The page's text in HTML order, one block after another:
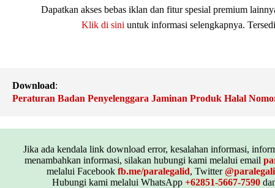
Dapatkan akses bebas iklan dan fitur spesial premium
Klik di sini untuk informasi selengkapnya.
Download:
Peraturan Badan Penyelenggara Jaminan Produk Halal
Jika ada kendala link download error, kesalahan informasi,
menambahkan informasi, silakan hubungi kami melalui email
melalui Facebook fb.me/paralegalid, Twitter
Hubungi kami melalui WhatsApp +62851-5667-7590